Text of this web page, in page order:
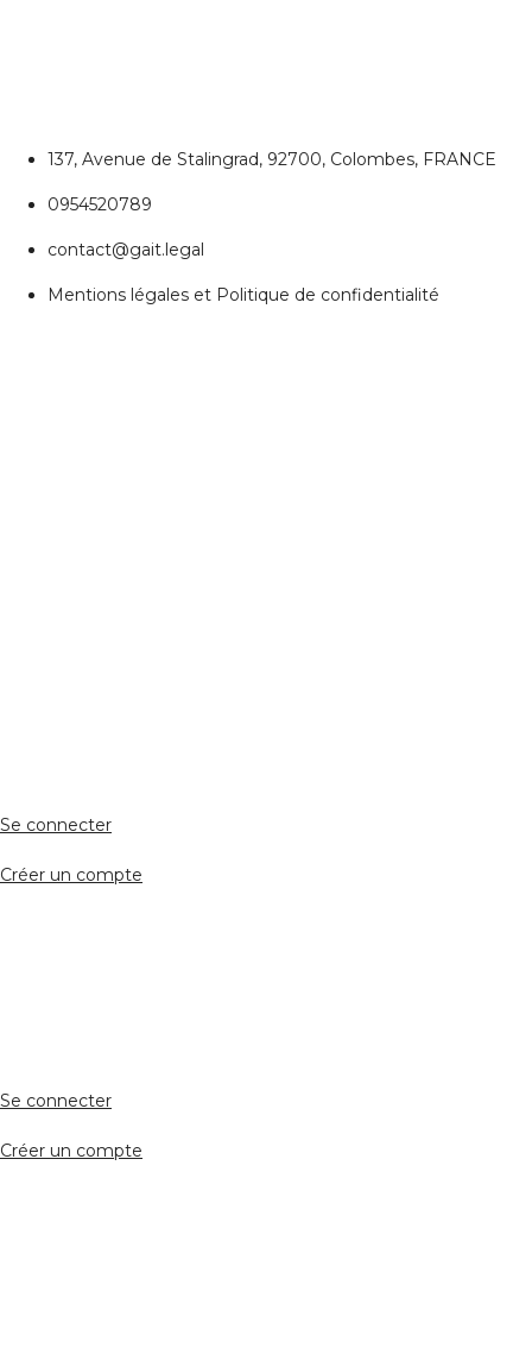
137, Avenue de Stalingrad, 92700, Colombes, FRANCE
0954520789
contact@gait.legal
Mentions légales et Politique de confidentialité
Se connecter
Créer un compte
Se connecter
Créer un compte